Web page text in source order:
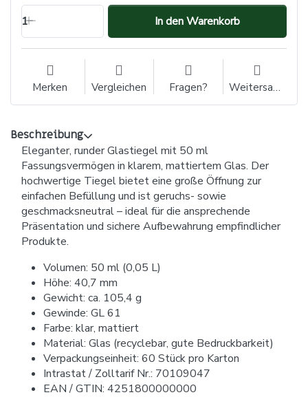
1 In den Warenkorb
Merken Vergleichen Fragen? Weitersagen
Beschreibung
Eleganter, runder Glastiegel mit 50 ml
Fassungsvermögen in klarem, mattiertem Glas. Der
hochwertige Tiegel bietet eine große Öffnung zur
einfachen Befüllung und ist geruchs- sowie
geschmacksneutral – ideal für die ansprechende
Präsentation und sichere Aufbewahrung empfindlicher
Produkte.
Volumen: 50 ml (0,05 L)
Höhe: 40,7 mm
Gewicht: ca. 105,4 g
Gewinde: GL 61
Farbe: klar, mattiert
Material: Glas (recyclebar, gute Bedruckbarkeit)
Verpackungseinheit: 60 Stück pro Karton
Intrastat / Zolltarif Nr.: 70109047
EAN / GTIN: 4251800000000